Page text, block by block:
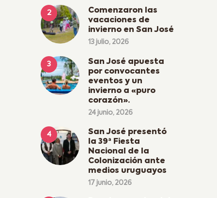
Comenzaron las
vacaciones de
invierno en San José
13 julio, 2026
San José apuesta
por convocantes
eventos y un
invierno a «puro
corazón».
24 junio, 2026
San José presentó
la 39ª Fiesta
Nacional de la
Colonización ante
medios uruguayos
17 junio, 2026